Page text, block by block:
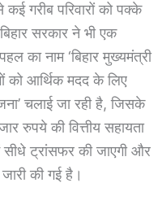
गरीब परिवारों को पक्के
सरकार ने भी एक
का नाम ‘बिहार मुख्यमंत्री
को आर्थिक मदद के लिए
चलाई जा रही है, जिसके
रुपये की वित्तीय सहायता
सीधे ट्रांसफर की जाएगी और
की गई है।